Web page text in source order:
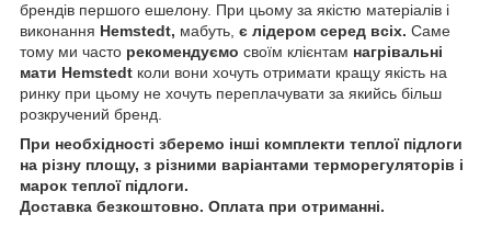
брендів першого ешелону. При цьому за якістю матеріалів і
виконання Hemstedt, мабуть, є лідером серед всіх. Саме
тому ми часто рекомендуємо своїм клієнтам нагрівальні
мати Hemstedt коли вони хочуть отримати кращу якість на
ринку при цьому не хочуть переплачувати за якийсь більш
розкручений бренд.
При необхідності зберемо інші комплекти теплої підлоги
на різну площу, з різними варіантами терморегуляторів і
марок теплої підлоги.
Доставка безкоштовно. Оплата при отриманні.